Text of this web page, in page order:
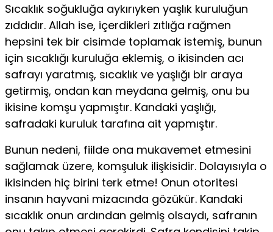
Sıcaklık soğukluğa aykırıyken yaşlık kurulu­ğun
zıddıdır. Allah ise, içerdikleri zıtlığa rağmen
hepsini tek bir cisimde toplamak istemiş, bunun
için sıcaklığı kuruluğa eklemiş, o ikisinden acı
safrayı yaratmış, sıcaklık ve yaşlığı bir araya
getirmiş, ondan kan mey­dana gelmiş, onu bu
ikisine komşu yapmıştır. Kandaki yaşlığı,
safradaki kuruluk tarafına ait yapmıştır.
Bunun nedeni, fiilde ona mukavemet etmesini
sağlamak üzere, komşuluk ilişkisidir. Dolayısıyla o
ikisinden hiç birini terk etme! Onun otoritesi
insanın hayvani mizacında gözü­kür. Kandaki
sıcaklık onun ardından gelmiş olsaydı, safranın